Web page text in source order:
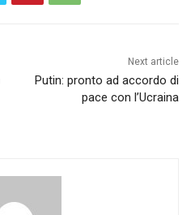
Next article
Putin: pronto ad accordo di
pace con l’Ucraina